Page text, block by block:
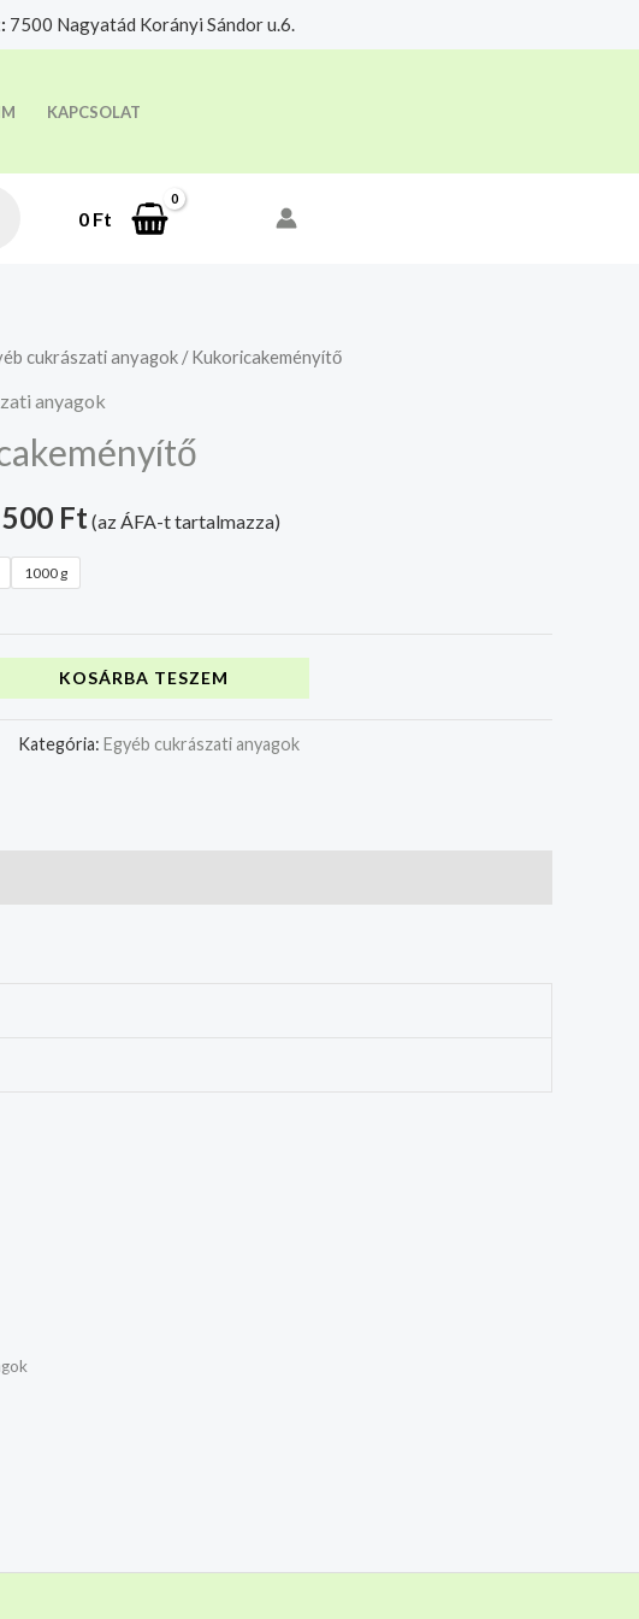
7500 Nagyatád Korányi Sándor u.6.
KAPCSOLAT
0 Ft
cukrászati anyagok / Kukoricakeményítő
anyagok
500 Ft (az ÁFA-t tartalmazza)
1000 g
KOSÁRBA TESZEM
Kategória: Egyéb cukrászati anyagok
a feloldási időre.